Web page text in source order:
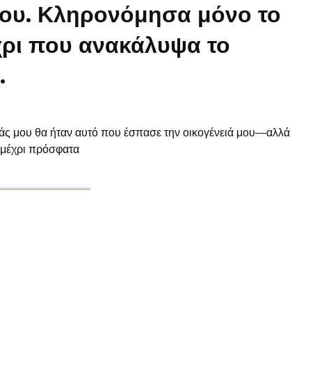
Κληρονόμησα μόνο το
που ανακάλυψα το
μου θα ήταν αυτό που έσπασε την οικογένειά μου—αλλά
πρόσφατα